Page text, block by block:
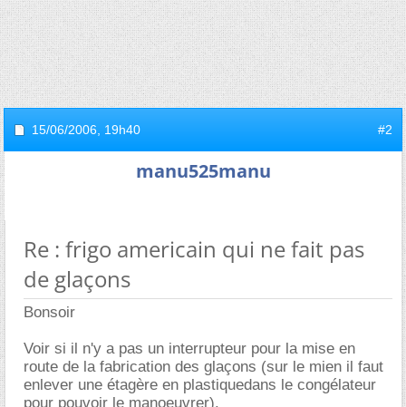
15/06/2006, 19h40 #2
manu525manu
Re : frigo americain qui ne fait pas
de glaçons
Bonsoir
Voir si il n'y a pas un interrupteur pour la mise en
route de la fabrication des glaçons (sur le mien il faut
enlever une étagère en plastiquedans le congélateur
pour pouvoir le manoeuvrer).